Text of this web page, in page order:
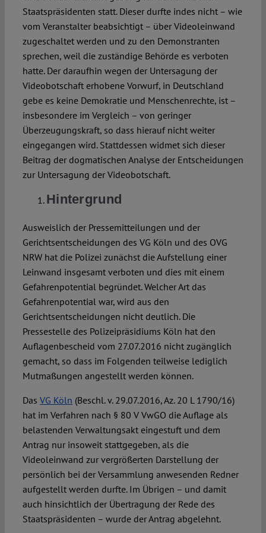
Staatspräsidenten statt. Dieser durfte indes nicht – wie
vom Veranstalter beabsichtigt – über Videoleinwand
zugeschaltet werden und zu den Demonstranten
sprechen, weil die zuständige Behörde es verboten
hatte. Der daraufhin wegen der Untersagung der
Videobotschaft erhobene Vorwurf, in Deutschland
gebe es keine Demokratie und Menschenrechte, ist –
insbesondere im Vergleich – von geringer
Überzeugungskraft, so dass hierauf nicht weiter
eingegangen wird. Stattdessen widmet sich dieser
Beitrag der dogmatischen Analyse der Entscheidungen
zur Untersagung der Videobotschaft.
Hintergrund
Ausweislich der Pressemitteilungen und der
Gerichtsentscheidungen des VG Köln und des OVG
NRW hat die Polizei zunächst die Aufstellung einer
Leinwand insgesamt verboten und dies mit einem
Gefahrenpotential begründet. Welcher Art das
Gefahrenpotential war, wird aus den
Gerichtsentscheidungen nicht deutlich. Die
Pressestelle des Polizeipräsidiums Köln hat den
Auflagenbescheid vom 27.07.2016 nicht zugänglich
gemacht, so dass im Folgenden teilweise lediglich
Mutmaßungen angestellt werden können.
Das VG Köln (Beschl. v. 29.07.2016, Az. 20 L 1790/16)
hat im Verfahren nach § 80 V VwGO die Auflage als
belastenden Verwaltungsakt eingestuft und dem
Antrag nur insoweit stattgegeben, als die
Videoleinwand zur vergrößerten Darstellung der
persönlich bei der Versammlung anwesenden Redner
aufgestellt werden durfte. Im Übrigen – und damit
auch hinsichtlich der Übertragung der Rede des
Staatspräsidenten – wurde der Antrag abgelehnt.